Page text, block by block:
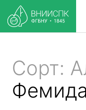
Сорт:
Фемида